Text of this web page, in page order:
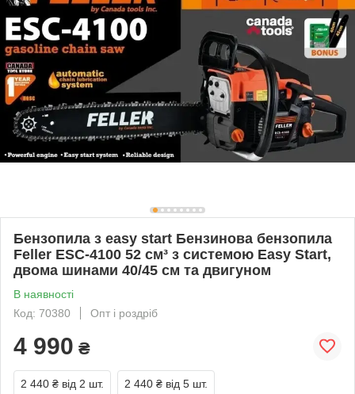
Бензопила з easy start Бензинова бензопила
Feller ESC-4100 52 см³ з системою Easy Start,
двома шинами 40/45 см та двигуном
В наявності
Код: 70380
Опт і роздріб
4 990 ₴
2 440 ₴ від 2 шт. 2 440 ₴ від 5 шт.